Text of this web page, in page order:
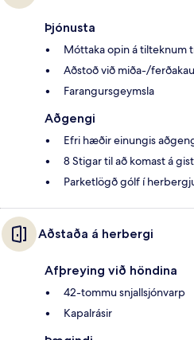
Þjónusta
Móttaka opin á tilteknum
Aðstoð við miða-/
Farangursgeymsla
Aðgengi
Efri hæðir einungis
8 Stigar til að komast á
Parketlögð gólf í
Aðstaða á herbergi
Afþreying við höndina
42-tommu snjallsjónvarp
Kapalrásir